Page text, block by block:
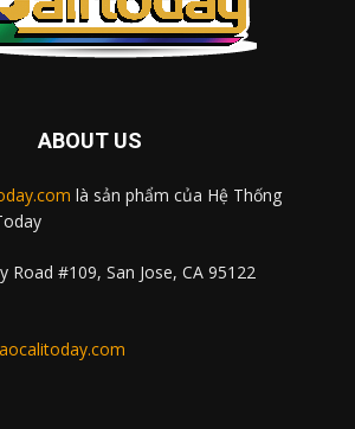
ABOUT US
là sản phẩm của Hệ Thống
Road #109, San Jose, CA 95122